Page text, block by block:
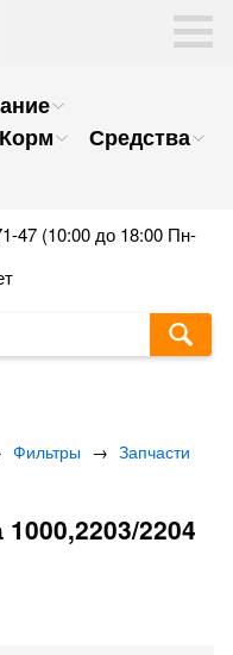
Корм
Средства
47 (10:00 до 18:00 Пн-
Фильтры → Запчасти
2204